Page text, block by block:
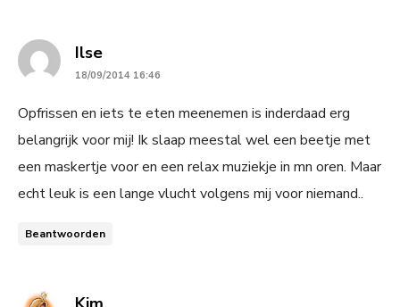
Ilsesays:
18/09/2014 16:46
Opfrissen en iets te eten meenemen is inderdaad erg
belangrijk voor mij! Ik slaap meestal wel een beetje met
een maskertje voor en een relax muziekje in mn oren. Maar
echt leuk is een lange vlucht volgens mij voor niemand..
Beantwoorden